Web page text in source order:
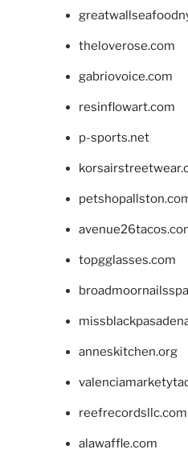
theloverose.com
gabriovoice.com
resinflowart.com
p-sports.net
topgglasses.com
anneskitchen.org
reefrecordsllc.com
alawaffle.com